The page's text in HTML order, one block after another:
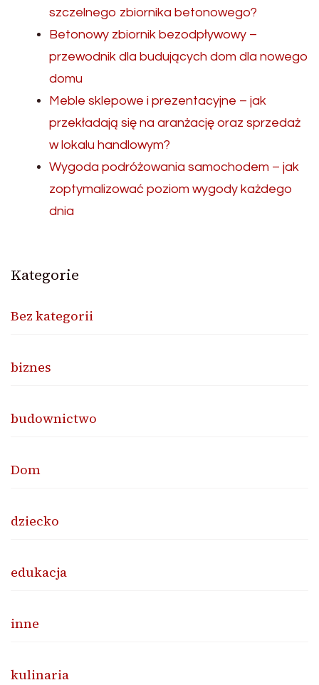
szczelnego zbiornika betonowego?
Betonowy zbiornik bezodpływowy –
przewodnik dla budujących dom dla nowego
domu
Meble sklepowe i prezentacyjne – jak
przekładają się na aranżację oraz sprzedaż
w lokalu handlowym?
Wygoda podróżowania samochodem – jak
zoptymalizować poziom wygody każdego
dnia
Kategorie
Bez kategorii
biznes
budownictwo
Dom
dziecko
edukacja
inne
kulinaria